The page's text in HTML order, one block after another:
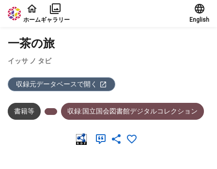
本文に飛ぶ
ホームギャラリー English
一茶の旅
イッサ ノ タビ
収録元データベースで開く
書籍等 収録:国立国会図書館デジタルコレクション